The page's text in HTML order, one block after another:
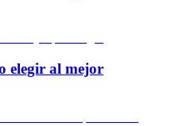
elegir al mejor